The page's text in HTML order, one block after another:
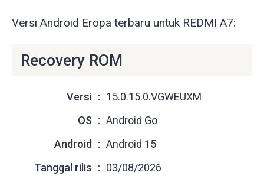
Versi Android Eropa terbaru untuk REDMI A7:
Recovery ROM
Versi
15.0.15.0.VGWEUXM
OS
Android Go
Android
Android 15
Tanggal rilis
03/08/2026